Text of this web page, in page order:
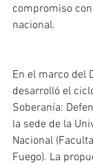
compromiso
nacional.
En el marco del
desarrolló el
Soberanía:
la sede de la
Nacional
Fuego). La